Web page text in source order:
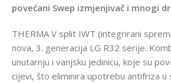
povećani Swep izmjenjivač i mnogi
THERMA V split IWT (integrirani
nova, 3. generacija LG R32 serije.
unutarnju i vanjsku jedinicu, koje su
cijevi, što eliminira upotrebu antifriza u